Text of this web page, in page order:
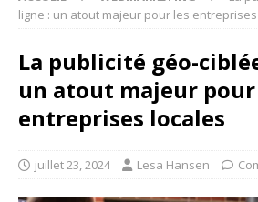
ligne : un atout majeur pour les
La publicité géo-
un atout majeur pour
entreprises locales
juillet 23, 2024 Lesa Hansen